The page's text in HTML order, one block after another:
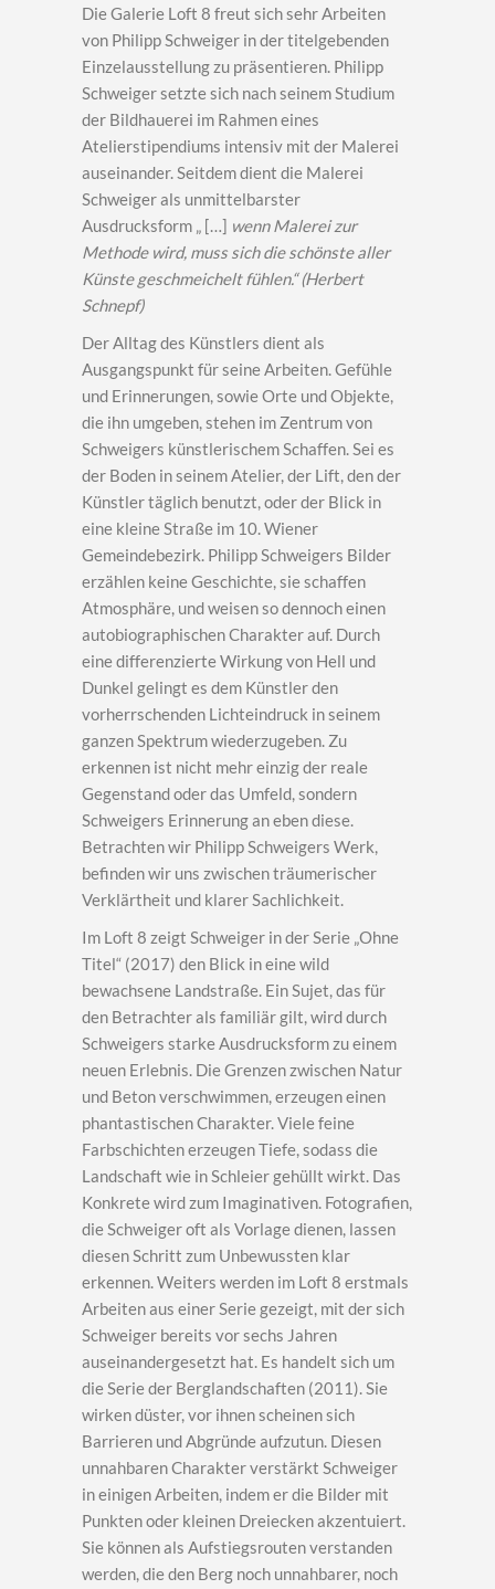
Die Galerie Loft 8 freut sich sehr Arbeiten
von Philipp Schweiger in der titelgebenden
Einzelausstellung zu präsentieren. Philipp
Schweiger setzte sich nach seinem Studium
der Bildhauerei im Rahmen eines
Atelierstipendiums intensiv mit der Malerei
auseinander. Seitdem dient die Malerei
Schweiger als unmittelbarster
Ausdrucksform „ […] wenn Malerei zur
Methode wird, muss sich die schönste aller
Künste geschmeichelt fühlen.“ (Herbert
Schnepf)
Der Alltag des Künstlers dient als
Ausgangspunkt für seine Arbeiten. Gefühle
und Erinnerungen, sowie Orte und Objekte,
die ihn umgeben, stehen im Zentrum von
Schweigers künstlerischem Schaffen. Sei es
der Boden in seinem Atelier, der Lift, den der
Künstler täglich benutzt, oder der Blick in
eine kleine Straße im 10. Wiener
Gemeindebezirk. Philipp Schweigers Bilder
erzählen keine Geschichte, sie schaffen
Atmosphäre, und weisen so dennoch einen
autobiographischen Charakter auf. Durch
eine differenzierte Wirkung von Hell und
Dunkel gelingt es dem Künstler den
vorherrschenden Lichteindruck in seinem
ganzen Spektrum wiederzugeben. Zu
erkennen ist nicht mehr einzig der reale
Gegenstand oder das Umfeld, sondern
Schweigers Erinnerung an eben diese.
Betrachten wir Philipp Schweigers Werk,
befinden wir uns zwischen träumerischer
Verklärtheit und klarer Sachlichkeit.
Im Loft 8 zeigt Schweiger in der Serie „Ohne
Titel“ (2017) den Blick in eine wild
bewachsene Landstraße. Ein Sujet, das für
den Betrachter als familiär gilt, wird durch
Schweigers starke Ausdrucksform zu einem
neuen Erlebnis. Die Grenzen zwischen Natur
und Beton verschwimmen, erzeugen einen
phantastischen Charakter. Viele feine
Farbschichten erzeugen Tiefe, sodass die
Landschaft wie in Schleier gehüllt wirkt. Das
Konkrete wird zum Imaginativen. Fotografien,
die Schweiger oft als Vorlage dienen, lassen
diesen Schritt zum Unbewussten klar
erkennen. Weiters werden im Loft 8 erstmals
Arbeiten aus einer Serie gezeigt, mit der sich
Schweiger bereits vor sechs Jahren
auseinandergesetzt hat. Es handelt sich um
die Serie der Berglandschaften (2011). Sie
wirken düster, vor ihnen scheinen sich
Barrieren und Abgründe aufzutun. Diesen
unnahbaren Charakter verstärkt Schweiger
in einigen Arbeiten, indem er die Bilder mit
Punkten oder kleinen Dreiecken akzentuiert.
Sie können als Aufstiegsrouten verstanden
werden, die den Berg noch unnahbarer, noch